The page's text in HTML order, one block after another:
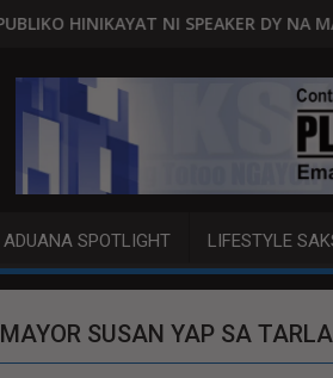
SPEAKER DY NA MAKILAHOK SA
ADUANA SPOTLIGHT LIFESTYLE
SUSAN YAP SA